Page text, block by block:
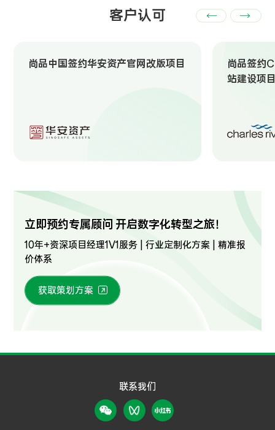
客户认可
尚品中国签约华安资产官网改版项目
尚品签约
站建设项
立即预约专属顾问 开启数字化转型之旅！
10年+资深项目经理1V1服务 | 行业定制化方案 | 精准报
价体系
获取策划方案
联系我们